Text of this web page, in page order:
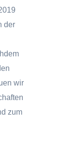
der
wir
zum